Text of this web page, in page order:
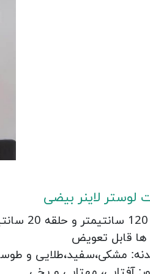
لاینر بیضی
قابل تعویض
مشکی،سفید،طلایی و